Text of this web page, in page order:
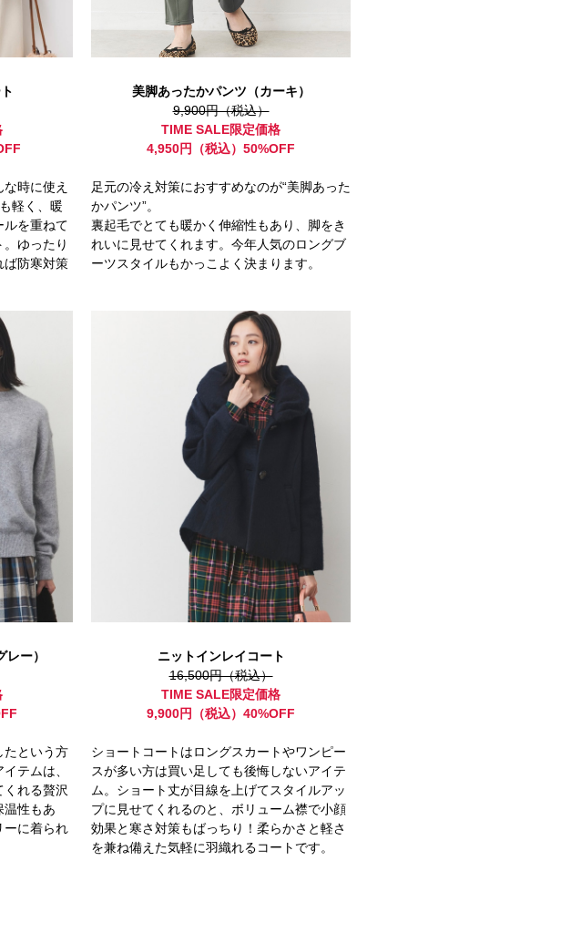
時に使え
軽く、暖
ルを重ねて
ゆったり
ば防寒対策
美脚あったかパンツ（カーキ）
9,900円（税込）
TIME SALE限定価格
4,950円（税込）50%OFF
足元の冷え対策におすすめなのが“美脚あった
かパンツ”。
裏起毛でとても暖かく伸縮性もあり、脚をき
れいに見せてくれます。今年人気のロングブ
ーツスタイルもかっこよく決まります。
ー）
たという方
テムは、
くれる贅沢
温性もあ
ーに着られ
ニットインレイコート
16,500円（税込）
TIME SALE限定価格
9,900円（税込）40%OFF
ショートコートはロングスカートやワンピー
スが多い方は買い足しても後悔しないアイテ
ム。ショート丈が目線を上げてスタイルアッ
プに見せてくれるのと、ボリューム襟で小顔
効果と寒さ対策もばっちり！柔らかさと軽さ
を兼ね備えた気軽に羽織れるコートです。